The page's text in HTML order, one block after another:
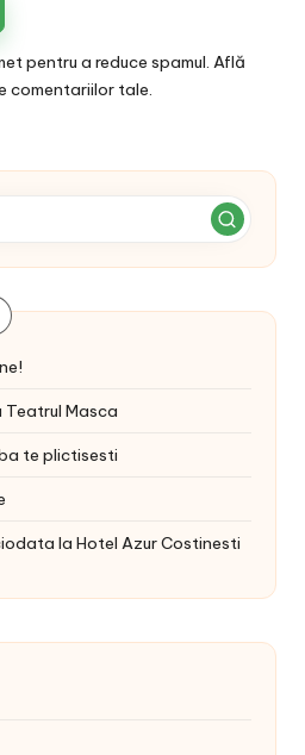
pentru a reduce spamul. Află
comentariilor tale.
Masca
te plictisesti
la Hotel Azur Costinesti